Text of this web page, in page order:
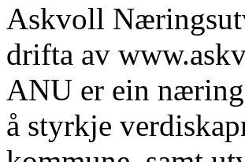
Askvoll
drifta av
ANU er ein
å styrkje